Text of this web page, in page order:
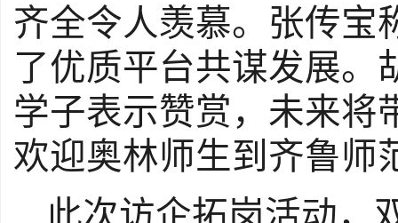
齐全令人羡慕。张传宝
了优质平台共谋发展。
学子表示赞赏 ， 未来将
欢迎奥林师生到齐鲁师